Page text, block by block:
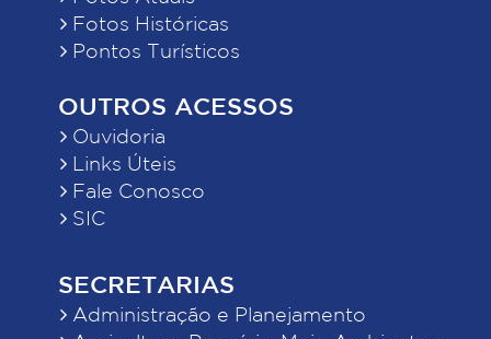
Fotos Históricas
Pontos Turísticos
OUTROS ACESSOS
Ouvidoria
Links Úteis
Fale Conosco
SIC
SECRETARIAS
Administração e Planejamento